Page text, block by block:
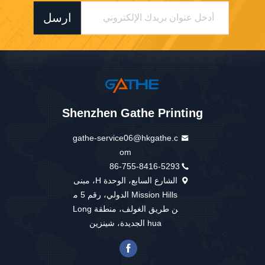
ارسل
Shenzhen Gathe Printing
gathe-service06@hkgathe.c
om
86-755-8416-5293
الشارع السابع، الوحدة H، مبنى
Mission Hills الدولي، رقم 5 م
ن طريق الغولف، منطقة Long
hua الجديدة، شينزين